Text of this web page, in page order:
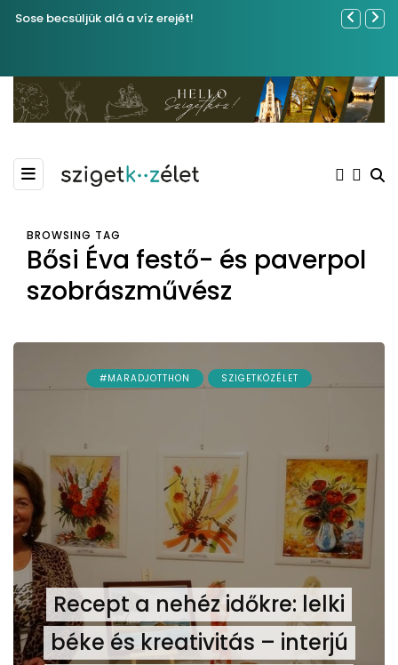
Sose becsüljük alá a víz erejét! Év
BROWSING TAG
Bősi Éva festő- és paverpol
szobrászművész
#MARADJOTTHON SZIGETKÖZÉLET
Recept a nehéz időkre: lelki
béke és kreativitás – interjú